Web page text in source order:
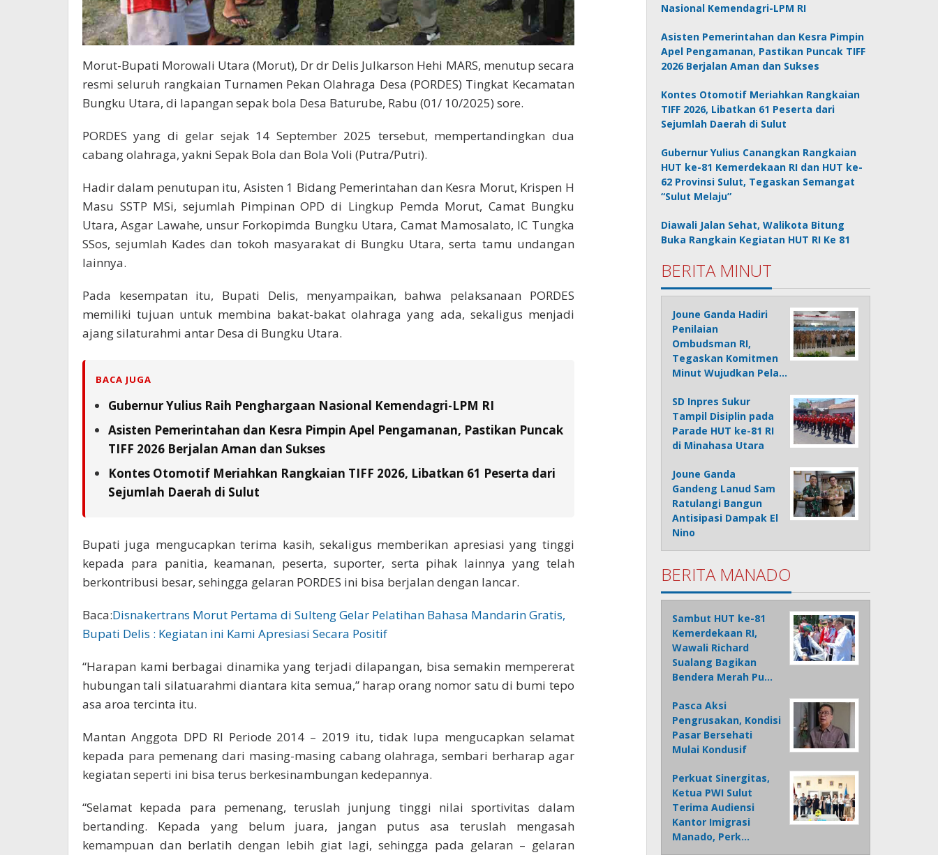
Morut-Bupati Morowali Utara (Morut), Dr dr Delis Julkarson Hehi MARS, menutup secara
resmi seluruh rangkaian Turnamen Pekan Olahraga Desa (PORDES) Tingkat Kecamatan
Bungku Utara, di lapangan sepak bola Desa Baturube, Rabu (01/ 10/2025) sore.
PORDES yang di gelar sejak 14 September 2025 tersebut, mempertandingkan dua
cabang olahraga, yakni Sepak Bola dan Bola Voli (Putra/Putri).
Hadir dalam penutupan itu, Asisten 1 Bidang Pemerintahan dan Kesra Morut, Krispen H
Masu SSTP MSi, sejumlah Pimpinan OPD di Lingkup Pemda Morut, Camat Bungku
Utara, Asgar Lawahe, unsur Forkopimda Bungku Utara, Camat Mamosalato, IC Tungka
SSos, sejumlah Kades dan tokoh masyarakat di Bungku Utara, serta tamu undangan
lainnya.
Pada kesempatan itu, Bupati Delis, menyampaikan, bahwa pelaksanaan PORDES
memiliki tujuan untuk membina bakat-bakat olahraga yang ada, sekaligus menjadi
ajang silaturahmi antar Desa di Bungku Utara.
BACA JUGA
Gubernur Yulius Raih Penghargaan Nasional Kemendagri-LPM RI
Asisten Pemerintahan dan Kesra Pimpin Apel Pengamanan, Pastikan Puncak
TIFF 2026 Berjalan Aman dan Sukses
Kontes Otomotif Meriahkan Rangkaian TIFF 2026, Libatkan 61 Peserta dari
Sejumlah Daerah di Sulut
Bupati juga mengucapkan terima kasih, sekaligus memberikan apresiasi yang tinggi
kepada para panitia, keamanan, peserta, suporter, serta pihak lainnya yang telah
berkontribusi besar, sehingga gelaran PORDES ini bisa berjalan dengan lancar.
Baca:Disnakertrans Morut Pertama di Sulteng Gelar Pelatihan Bahasa Mandarin Gratis,
Bupati Delis : Kegiatan ini Kami Apresiasi Secara Positif
“Harapan kami berbagai dinamika yang terjadi dilapangan, bisa semakin mempererat
hubungan tali silatuarahmi diantara kita semua,” harap orang nomor satu di bumi tepo
asa aroa tercinta itu.
Mantan Anggota DPD RI Periode 2014 – 2019 itu, tidak lupa mengucapkan selamat
kepada para pemenang dari masing-masing cabang olahraga, sembari berharap agar
kegiatan seperti ini bisa terus berkesinambungan kedepannya.
“Selamat kepada para pemenang, teruslah junjung tinggi nilai sportivitas dalam
bertanding. Kepada yang belum juara, jangan putus asa teruslah mengasah
kemampuan dan berlatih dengan lebih giat lagi, sehingga pada gelaran – gelaran
Nasional Kemendagri-LPM RI
Asisten Pemerintahan dan Kesra Pimpin
Apel Pengamanan, Pastikan Puncak TIFF
2026 Berjalan Aman dan Sukses
Kontes Otomotif Meriahkan Rangkaian
TIFF 2026, Libatkan 61 Peserta dari
Sejumlah Daerah di Sulut
Gubernur Yulius Canangkan Rangkaian
HUT ke-81 Kemerdekaan RI dan HUT ke-
62 Provinsi Sulut, Tegaskan Semangat
“Sulut Melaju”
Diawali Jalan Sehat, Walikota Bitung
Buka Rangkain Kegiatan HUT RI Ke 81
BERITA MINUT
Joune Ganda Hadiri
Penilaian
Ombudsman RI,
Tegaskan Komitmen
Minut Wujudkan Pela…
SD Inpres Sukur
Tampil Disiplin pada
Parade HUT ke-81 RI
di Minahasa Utara
Joune Ganda
Gandeng Lanud Sam
Ratulangi Bangun
Antisipasi Dampak El
Nino
BERITA MANADO
Sambut HUT ke-81
Kemerdekaan RI,
Wawali Richard
Sualang Bagikan
Bendera Merah Pu…
Pasca Aksi
Pengrusakan, Kondisi
Pasar Bersehati
Mulai Kondusif
Perkuat Sinergitas,
Ketua PWI Sulut
Terima Audiensi
Kantor Imigrasi
Manado, Perk…